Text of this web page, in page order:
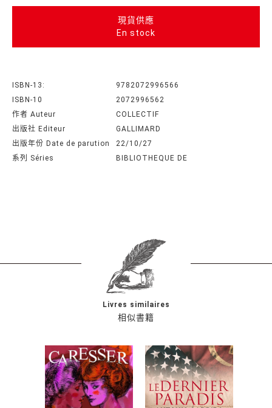
現貨供應
En stock
ISBN-13:
9782072996566
ISBN-10
2072996562
作者 Auteur
COLLECTIF
出版社 Editeur
GALLIMARD
出版年份 Date de parution
22/10/27
系列 Séries
BIBLIOTHEQUE DE
相似書籍
Livres similaires